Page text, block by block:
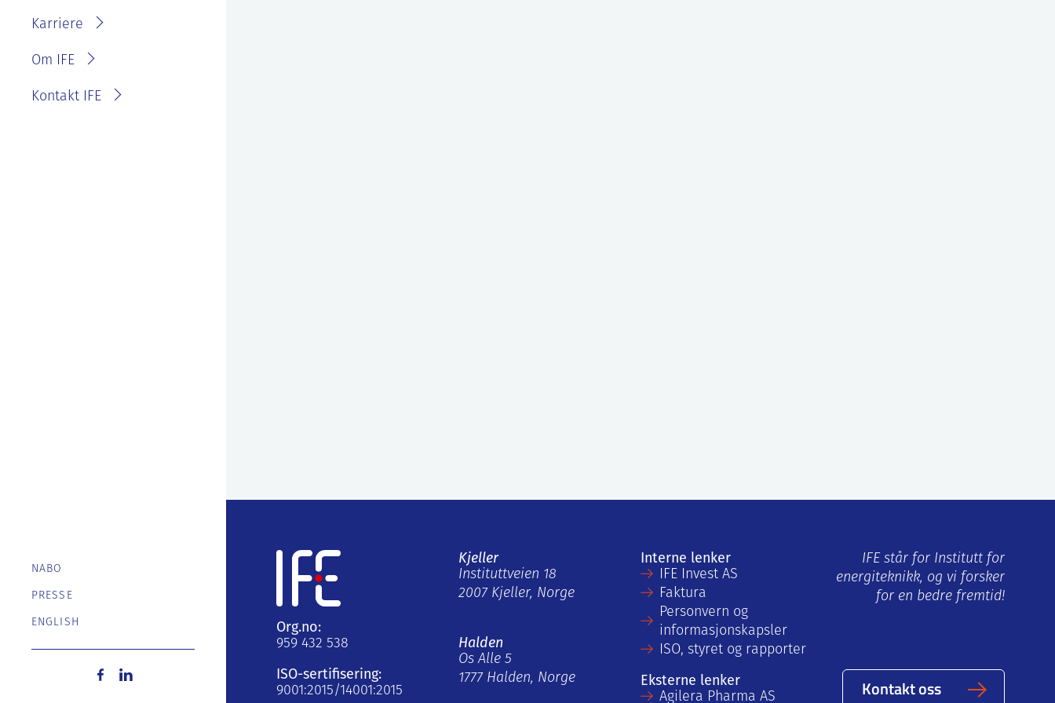
Karriere
Om IFE
Personvernerklæring for
Kontakt IFE
Fakturainformasjon
Varsling eller melde
NABO
PRESSE
ENGLISH Org.no:
959 432 538
ISO-sertifisering:
9001:2015/14001:2015
Kjeller
Instituttveien 18
2007 Kjeller, Norge
Halden
Os Alle 5
1777 Halden, Norge
Interne lenker
IFE Invest AS
Faktura
Personvern og
informasjonskapsler
ISO, styret og rapporter
Eksterne lenker
Agilera Pharma AS
IFE står for Institutt for
energiteknikk, og vi forsker
for en bedre fremtid!
Kontakt oss